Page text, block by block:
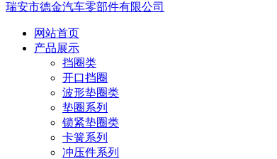
瑞安市德金汽车零部件有限公司
网站首页
产品展示
挡圈类
开口挡圈
波形垫圈类
垫圈系列
锁紧垫圈类
卡簧系列
冲压件系列